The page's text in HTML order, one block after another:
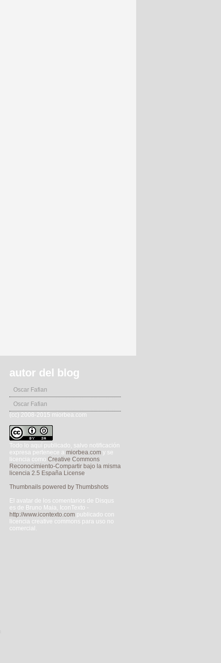
autor del blog
Oscar Fafian
Oscar Fafian
(cc) 2008-2015 miorbea.com
Todo lo aquí publicado, salvo notificación
expresa pertenece a miorbea.com y se
licencia como Creative Commons
Reconocimiento-Compartir bajo la misma
licencia 2.5 España License
Thumbnails powered by Thumbshots
El avatar de los comentarios de Disqus
es de Bruno Maia, IconTexto -
http://www.icontexto.com publicado con
licencia creative commons para uso no
comercial.